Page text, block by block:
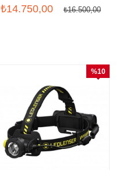
₺14.750,00 ₺16.500,00
%10